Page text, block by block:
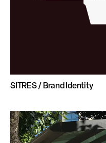
SITRES / Brand Identity